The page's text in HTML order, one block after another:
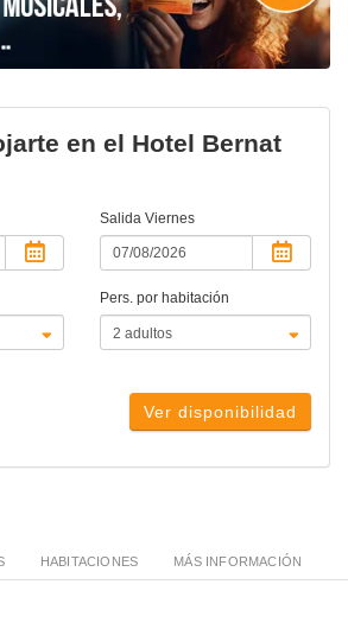
en el Hotel Bernat
Salida Viernes
Pers. por habitación
Ver disponibilidad
HABITACIONES MÁS INFORMACIÓN